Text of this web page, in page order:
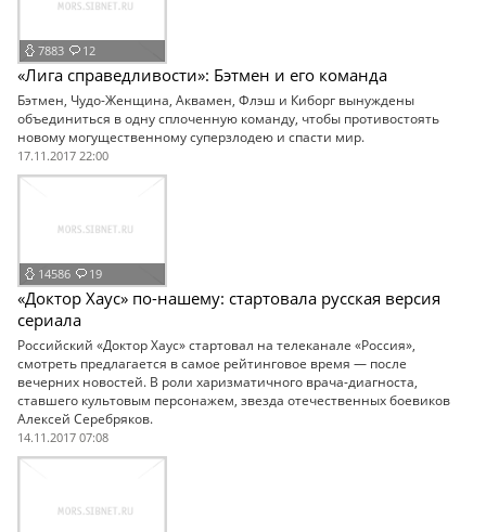
7883 12
«Лига справедливости»: Бэтмен и его команда
Бэтмен, Чудо-Женщина, Аквамен, Флэш и Киборг вынуждены
объединиться в одну сплоченную команду, чтобы противостоять
новому могущественному суперзлодею и спасти мир.
17.11.2017 22:00
14586 19
«Доктор Хаус» по-нашему: стартовала русская версия
сериала
Российский «Доктор Хаус» стартовал на телеканале «Россия»,
смотреть предлагается в самое рейтинговое время — после
вечерних новостей. В роли харизматичного врача-диагноста,
ставшего культовым персонажем, звезда отечественных боевиков
Алексей Серебряков.
14.11.2017 07:08